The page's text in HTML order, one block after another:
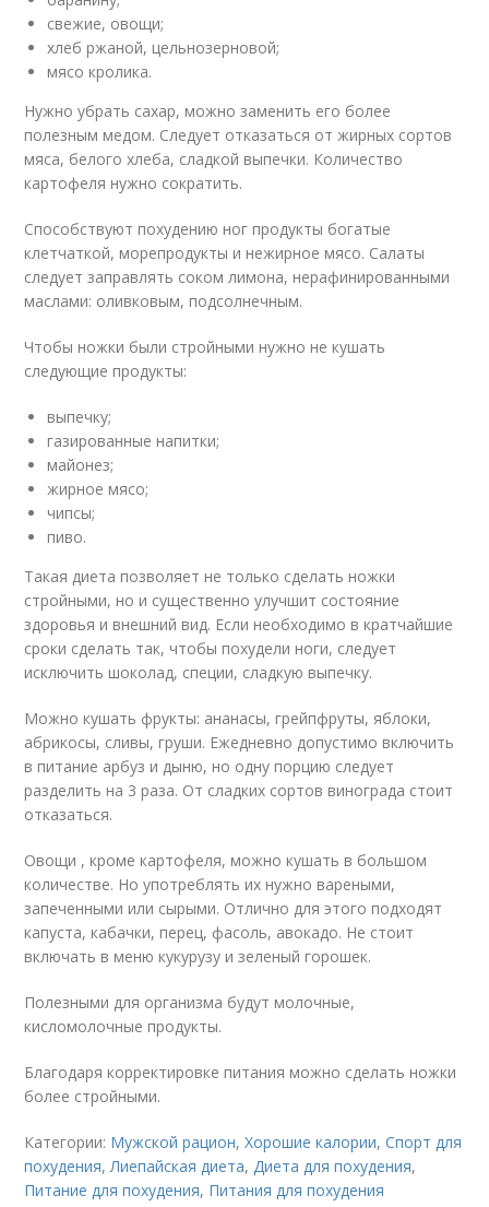
свежие, овощи;
хлеб ржаной, цельнозерновой;
мясо кролика.
Нужно убрать сахар, можно заменить его более
полезным медом. Следует отказаться от жирных сортов
мяса, белого хлеба, сладкой выпечки. Количество
картофеля нужно сократить.
Способствуют похудению ног продукты богатые
клетчаткой, морепродукты и нежирное мясо. Салаты
следует заправлять соком лимона, нерафинированными
маслами: оливковым, подсолнечным.
Чтобы ножки были стройными нужно не кушать
следующие продукты:
выпечку;
газированные напитки;
майонез;
жирное мясо;
чипсы;
пиво.
Такая диета позволяет не только сделать ножки
стройными, но и существенно улучшит состояние
здоровья и внешний вид. Если необходимо в кратчайшие
сроки сделать так, чтобы похудели ноги, следует
исключить шоколад, специи, сладкую выпечку.
Можно кушать фрукты: ананасы, грейпфруты, яблоки,
абрикосы, сливы, груши. Ежедневно допустимо включить
в питание арбуз и дыню, но одну порцию следует
разделить на 3 раза. От сладких сортов винограда стоит
отказаться.
Овощи , кроме картофеля, можно кушать в большом
количестве. Но употреблять их нужно вареными,
запеченными или сырыми. Отлично для этого подходят
капуста, кабачки, перец, фасоль, авокадо. Не стоит
включать в меню кукурузу и зеленый горошек.
Полезными для организма будут молочные,
кисломолочные продукты.
Благодаря корректировке питания можно сделать ножки
более стройными.
Категории: Мужской рацион,Хорошие калории,Спорт для
похудения,Лиепайская диета,Диета для похудения,
Питание для похудения, Питания для похудения